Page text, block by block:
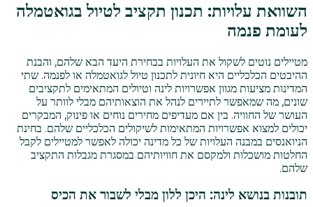
השוואת עלויות: תכנון תקציב לטיול בגואטמלה
לעומת פנמה
מטיילים נוטים לשקול את העלויות בבחירת היעד הבא שלהם, והבנת
ההיבטים הכלכליים היא חיונית לתכנון טיול לגואטמלה או לפנמה. שתי
המדינות מציעות מגוון אפשרויות לינה וטיולים המתאימים לתקציבים
שונים, מה שמאפשר לתיירים לנהל את הוצאותיהם מבלי לוותר על
העושר של החוויה. בין אם מעדיפים מחירים נוחים או פינוק, המבקרים
יכולים למצוא אפשרויות המתאימות לשיקולים הכלכליים שלהם. בחינת
הניואנסים במבנה העלויות של כל מדינה יכולה לאפשר למטיילים לקבל
החלטות מושכלות ולמקסם את חוויותיהם במסגרת מגבלות התקציב
שלהם.
תובנות בנושא לינה: היכן ללון מבלי לשבור את הכיס